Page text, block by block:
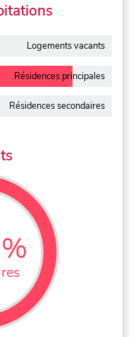
Logements vacants
Résidences principales
Résidences secondaires